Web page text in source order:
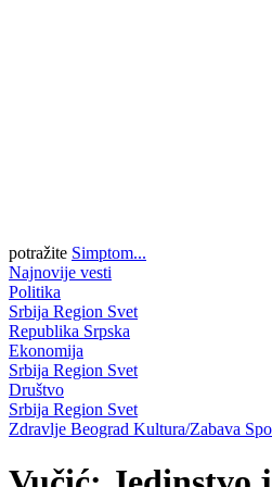
potražite Simptom...
Najnovije vesti
Politika
Srbija Region Svet
Republika Srpska
Ekonomija
Srbija Region Svet
Društvo
Srbija Region Svet
Zdravlje Beograd Kultura/Zabava